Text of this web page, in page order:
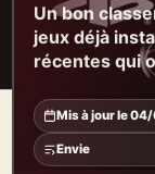
Un bon
jeux déjà
récentes qui
Mis à jour le
Envie